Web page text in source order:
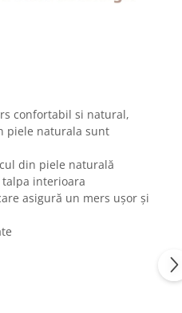
confortabil si natural,
piele naturala sunt
din piele naturală
interioara
asigură un mers uşor şi